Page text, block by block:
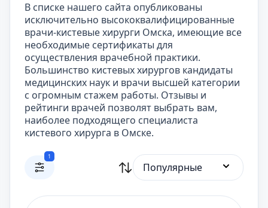
В списке нашего сайта опубликованы
исключительно высококвалифицированные
врачи-кистевые хирурги Омска, имеющие все
необходимые сертификаты для
осуществления врачебной практики.
Большинство кистевых хирургов кандидаты
медицинских наук и врачи высшей категории
с огромным стажем работы. Отзывы и
рейтинги врачей позволят выбрать вам,
наиболее подходящего специалиста
кистевого хирурга в Омске.
1
Популярные